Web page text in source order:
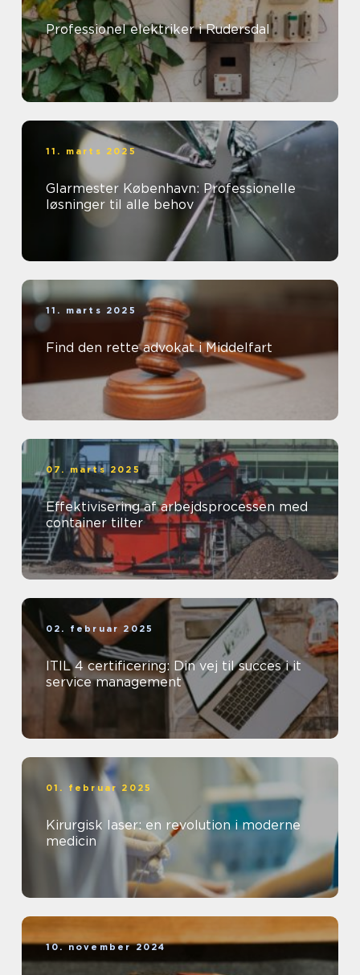
Professionel elektriker i Rudersdal
11. marts 2025
Glarmester København: Professionelle
løsninger til alle behov
11. marts 2025
Find den rette advokat i Middelfart
07. marts 2025
Effektivisering af arbejdsprocessen med
container tilter
02. februar 2025
ITIL 4 certificering: Din vej til succes i it
service management
01. februar 2025
Kirurgisk laser: en revolution i moderne
medicin
10. november 2024